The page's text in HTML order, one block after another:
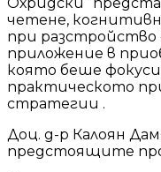
четене,
при
приложение в
която беше
практическото
стратегии .
Доц. д-р Калоян
предстоящите